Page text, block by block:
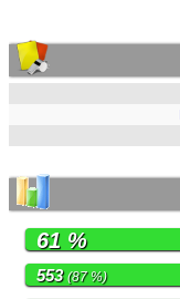
61 %
553(87 %)